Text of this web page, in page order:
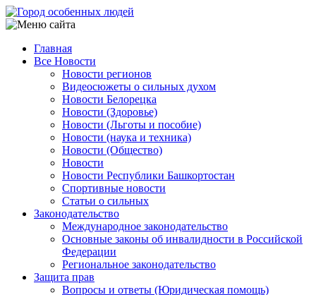
Перейти
к
содержанию
Main
navigation
Главная
Все Новости
Новости регионов
Видеосюжеты о сильных духом
Новости Белорецка
Новости (Здоровье)
Новости (Льготы и пособие)
Новости (наука и техника)
Новости (Общество)
Новости
Новости Республики Башкортостан
Спортивные новости
Статьи о сильных
Законодательство
Международное законодательство
Основные законы об инвалидности в Российской
Федерации
Региональное законодательство
Защита прав
Вопросы и ответы (Юридическая помощь)